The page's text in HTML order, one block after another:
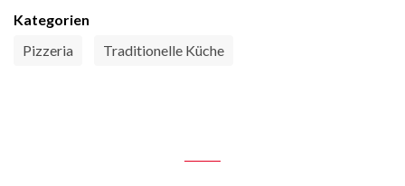
Kategorien
Pizzeria
Traditionelle Küche